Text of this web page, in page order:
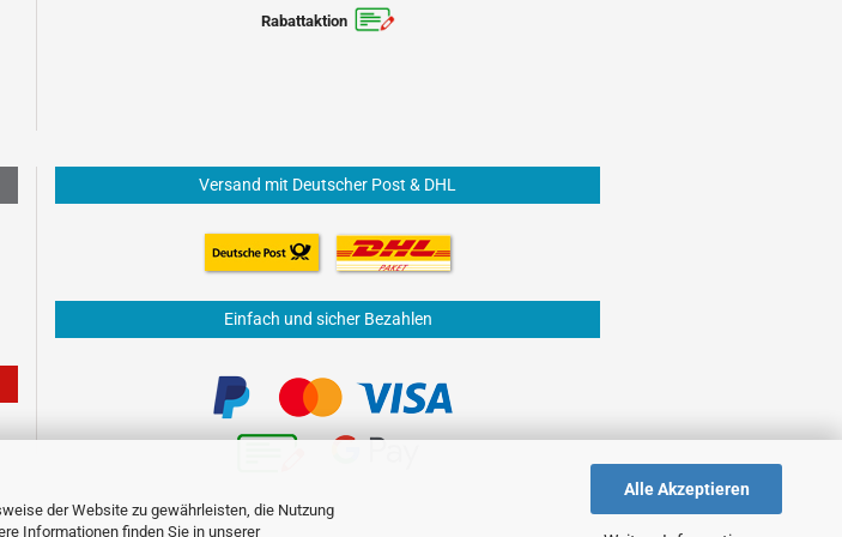
der Website zu gewährleisten, die Nutzung
Informationen finden Sie in unserer
Alle Akzeptieren
Rabattaktion
Versand mit Deutscher Post & DHL
Einfach und sicher Bezahlen